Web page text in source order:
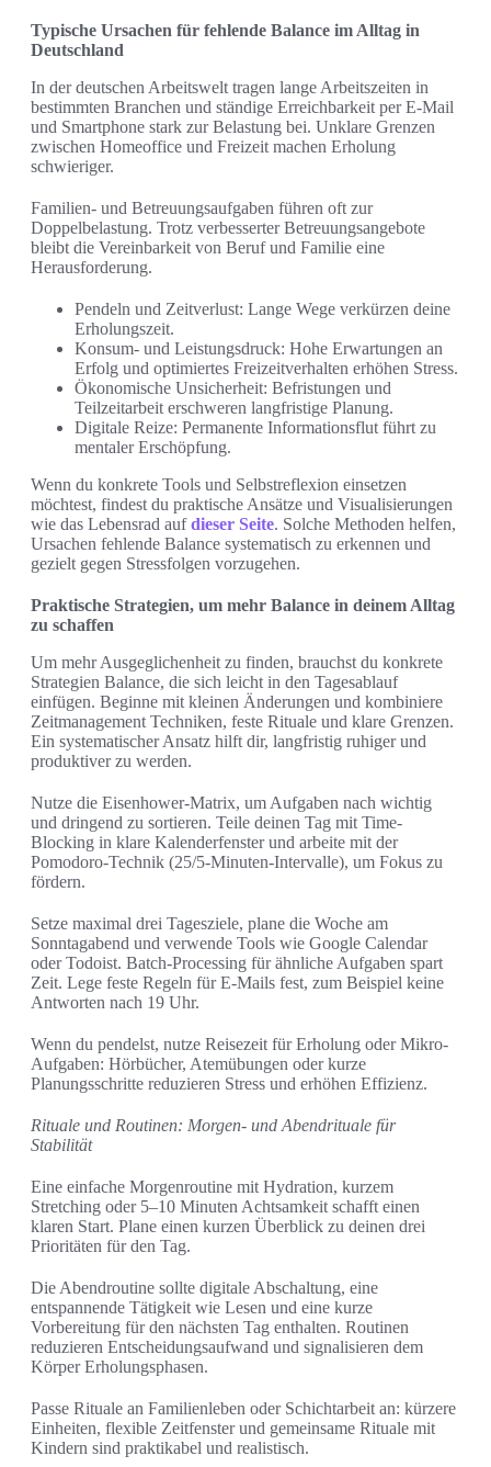
Typische Ursachen für fehlende Balance im Alltag in
Deutschland
In der deutschen Arbeitswelt tragen lange Arbeitszeiten in
bestimmten Branchen und ständige Erreichbarkeit per E-Mail
und Smartphone stark zur Belastung bei. Unklare Grenzen
zwischen Homeoffice und Freizeit machen Erholung
schwieriger.
Familien- und Betreuungsaufgaben führen oft zur
Doppelbelastung. Trotz verbesserter Betreuungsangebote
bleibt die Vereinbarkeit von Beruf und Familie eine
Herausforderung.
Pendeln und Zeitverlust: Lange Wege verkürzen deine
Erholungszeit.
Konsum- und Leistungsdruck: Hohe Erwartungen an
Erfolg und optimiertes Freizeitverhalten erhöhen Stress.
Ökonomische Unsicherheit: Befristungen und
Teilzeitarbeit erschweren langfristige Planung.
Digitale Reize: Permanente Informationsflut führt zu
mentaler Erschöpfung.
Wenn du konkrete Tools und Selbstreflexion einsetzen
möchtest, findest du praktische Ansätze und Visualisierungen
wie das Lebensrad aufdieser Seite. Solche Methoden helfen,
Ursachen fehlende Balance systematisch zu erkennen und
gezielt gegen Stressfolgen vorzugehen.
Praktische Strategien, um mehr Balance in deinem Alltag
zu schaffen
Um mehr Ausgeglichenheit zu finden, brauchst du konkrete
Strategien Balance, die sich leicht in den Tagesablauf
einfügen. Beginne mit kleinen Änderungen und kombiniere
Zeitmanagement Techniken, feste Rituale und klare Grenzen.
Ein systematischer Ansatz hilft dir, langfristig ruhiger und
produktiver zu werden.
Nutze die Eisenhower-Matrix, um Aufgaben nach wichtig
und dringend zu sortieren. Teile deinen Tag mit Time-
Blocking in klare Kalenderfenster und arbeite mit der
Pomodoro-Technik (25/5-Minuten-Intervalle), um Fokus zu
fördern.
Setze maximal drei Tagesziele, plane die Woche am
Sonntagabend und verwende Tools wie Google Calendar
oder Todoist. Batch-Processing für ähnliche Aufgaben spart
Zeit. Lege feste Regeln für E-Mails fest, zum Beispiel keine
Antworten nach 19 Uhr.
Wenn du pendelst, nutze Reisezeit für Erholung oder Mikro-
Aufgaben: Hörbücher, Atemübungen oder kurze
Planungsschritte reduzieren Stress und erhöhen Effizienz.
Rituale und Routinen: Morgen- und Abendrituale für
Stabilität
Eine einfache Morgenroutine mit Hydration, kurzem
Stretching oder 5–10 Minuten Achtsamkeit schafft einen
klaren Start. Plane einen kurzen Überblick zu deinen drei
Prioritäten für den Tag.
Die Abendroutine sollte digitale Abschaltung, eine
entspannende Tätigkeit wie Lesen und eine kurze
Vorbereitung für den nächsten Tag enthalten. Routinen
reduzieren Entscheidungsaufwand und signalisieren dem
Körper Erholungsphasen.
Passe Rituale an Familienleben oder Schichtarbeit an: kürzere
Einheiten, flexible Zeitfenster und gemeinsame Rituale mit
Kindern sind praktikabel und realistisch.